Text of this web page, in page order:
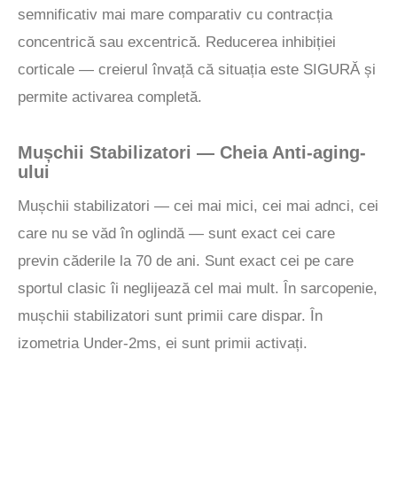
semnificativ mai mare comparativ cu contracția
concentrică sau excentrică. Reducerea inhibiției
corticale — creierul învață că situația este SIGURĂ și
permite activarea completă.
Mușchii Stabilizatori — Cheia Anti-aging-
ului
Mușchii stabilizatori — cei mai mici, cei mai adnci, cei
care nu se văd în oglindă — sunt exact cei care
previn căderile la 70 de ani. Sunt exact cei pe care
sportul clasic îi neglijează cel mai mult. În sarcopenie,
mușchii stabilizatori sunt primii care dispar. În
izometria Under-2ms, ei sunt primii activați.